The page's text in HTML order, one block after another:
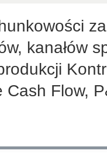
kanałów
Cash Flow,